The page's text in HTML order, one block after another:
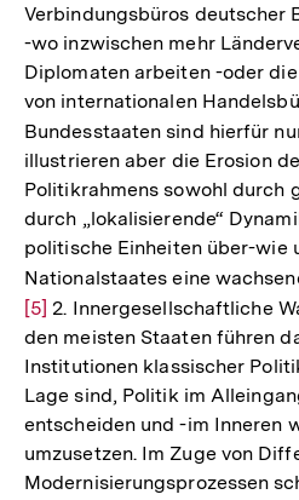
Verbindungsbüros deutscher
-wo inzwischen mehr
Diplomaten arbeiten -oder
von internationalen
Bundesstaaten sind hierfür
illustrieren aber die Erosion
Politikrahmens sowohl durch
durch „lokalisierende“
politische Einheiten über-wie
Nationalstaates eine
[5] 2. Innergesellschaftliche
den meisten Staaten führen
Institutionen klassischer
Lage sind, Politik im
entscheiden und -im Inneren
umzusetzen. Im Zuge von
Modernisierungsprozessen